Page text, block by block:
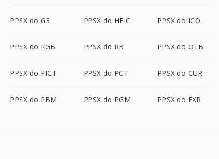
PPSX do G3 PPSX do HEIC PPSX do ICO
PPSX do RGB PPSX do RB PPSX do OTB
PPSX do PICT PPSX do PCT PPSX do CUR
PPSX do PBM PPSX do PGM PPSX do EXR